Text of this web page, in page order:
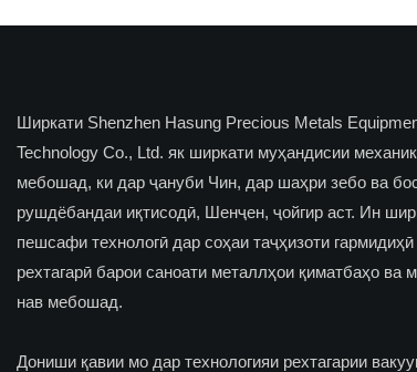
Ширкати Shenzhen Hasung Precious Metals
Technology Co., Ltd. як ширкати муҳандисии
мебошад, ки дар ҷануби Чин, дар шаҳри зебо ва
рушдёбандаи иқтисодӣ, Шенҷен, ҷойгир аст. Ин
пешсафи технологӣ дар соҳаи таҷҳизоти гармидиҳӣ
рехтагарӣ барои саноати металлҳои қиматбаҳо ва
нав мебошад.
Дониши қавии мо дар технологияи рехтагарии